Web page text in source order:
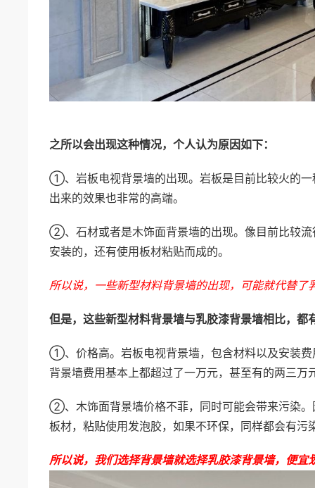
之所以会出现这种情况，个人认为原因如下：
①、岩板电视背景墙的出现。岩板是目前比较火的一
出来的效果也非常的高端。
②、石材或者是木饰面背景墙的出现。像目前比较流
安装的，还有使用板材粘贴而成的。
所以说，一些新型材料背景墙的出现，可能就代替了
但是，这些新型材料背景墙与乳胶漆背景墙相比，都
①、价格高。岩板电视背景墙，包含材料以及安装费
背景墙费用基本上都超过了一万元，甚至有的两三万
②、木饰面背景墙价格不菲，同时可能会带来污染。
板材，粘贴使用发泡胶，如果不环保，同样都会有污
所以说，我们选择背景墙就选择乳胶漆背景墙，便宜